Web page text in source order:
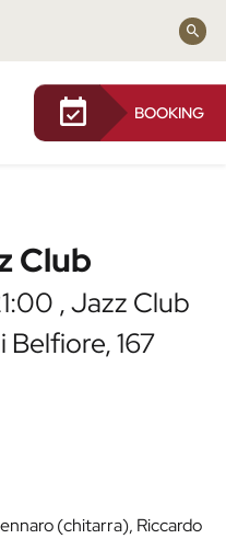
BOOKING
Club
Club
, Jazz Club
Belfiore, 167
(chitarra), Riccardo